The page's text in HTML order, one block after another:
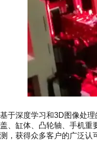
基于深度学习和3D图像处
盖、缸体、凸轮轴、手机重
测，获得众多客户的广泛认